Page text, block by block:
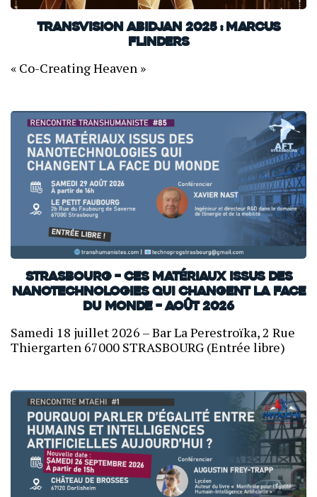
TransVision Abidjan 2025 : Marcus
Flinders
« Co-Creating Heaven »
Strasbourg – Ces matériaux issus des
nanotechnologies qui changent la face
du monde – Août 2026
Samedi 18 juillet 2026 – Bar La Perestroïka, 2 Rue
Thiergarten 67000 STRASBOURG (Entrée libre)